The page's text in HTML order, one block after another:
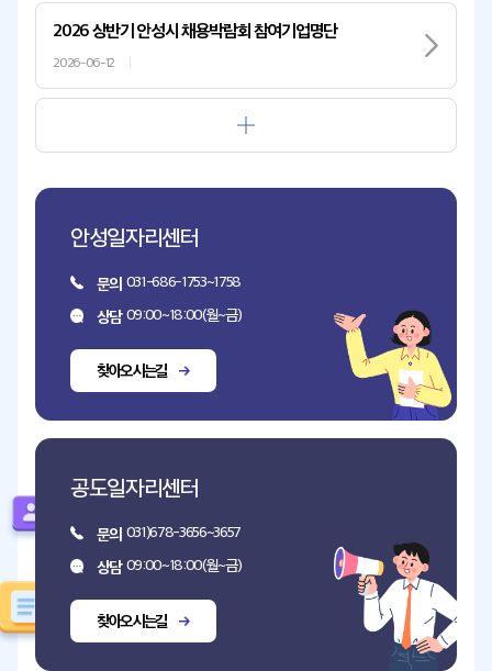
2026 상반기 안성시 채용박람회 참여기업명단
2026-06-12
안성일자리센터
문의 031-686-1753~1758
상담 09:00~18:00(월~금)
찾아오시는길
공도일자리센터
문의 031)678-3656~3657
상담 09:00~18:00(월~금)
찾아오시는길